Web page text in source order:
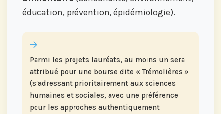
éducation, prévention, épidémiologie).
Parmi les projets lauréats, au moins un sera
attribué pour une bourse dite « Trémolières »
(s’adressant prioritairement aux sciences
humaines et sociales, avec une préférence
pour les approches authentiquement